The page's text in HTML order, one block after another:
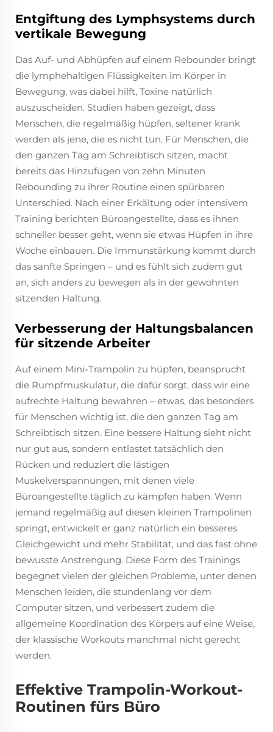
Entgiftung des Lymphsystems durch
vertikale Bewegung
Das Auf- und Abhüpfen auf einem Rebounder bringt
die lymphehaltigen Flüssigkeiten im Körper in
Bewegung, was dabei hilft, Toxine natürlich
auszuscheiden. Studien haben gezeigt, dass
Menschen, die regelmäßig hüpfen, seltener krank
werden als jene, die es nicht tun. Für Menschen, die
den ganzen Tag am Schreibtisch sitzen, macht
bereits das Hinzufügen von zehn Minuten
Rebounding zu ihrer Routine einen spürbaren
Unterschied. Nach einer Erkältung oder intensivem
Training berichten Büroangestellte, dass es ihnen
schneller besser geht, wenn sie etwas Hüpfen in ihre
Woche einbauen. Die Immunstärkung kommt durch
das sanfte Springen – und es fühlt sich zudem gut
an, sich anders zu bewegen als in der gewohnten
sitzenden Haltung.
Verbesserung der Haltungsbalancen
für sitzende Arbeiter
Auf einem Mini-Trampolin zu hüpfen, beansprucht
die Rumpfmuskulatur, die dafür sorgt, dass wir eine
aufrechte Haltung bewahren – etwas, das besonders
für Menschen wichtig ist, die den ganzen Tag am
Schreibtisch sitzen. Eine bessere Haltung sieht nicht
nur gut aus, sondern entlastet tatsächlich den
Rücken und reduziert die lästigen
Muskelverspannungen, mit denen viele
Büroangestellte täglich zu kämpfen haben. Wenn
jemand regelmäßig auf diesen kleinen Trampolinen
springt, entwickelt er ganz natürlich ein besseres
Gleichgewicht und mehr Stabilität, und das fast ohne
bewusste Anstrengung. Diese Form des Trainings
begegnet vielen der gleichen Probleme, unter denen
Menschen leiden, die stundenlang vor dem
Computer sitzen, und verbessert zudem die
allgemeine Koordination des Körpers auf eine Weise,
der klassische Workouts manchmal nicht gerecht
werden.
Effektive Trampolin-Workout-
Routinen fürs Büro